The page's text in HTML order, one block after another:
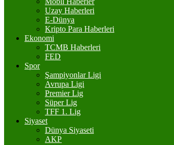
Uzay Haberleri
E-Dünya
Kripto Para Haberleri
Ekonomi
TCMB Haberleri
FED
Spor
Şampiyonlar Ligi
Avrupa Ligi
Premier Lig
Süper Lig
TFF 1. Lig
Siyaset
Dünya Siyaseti
AKP